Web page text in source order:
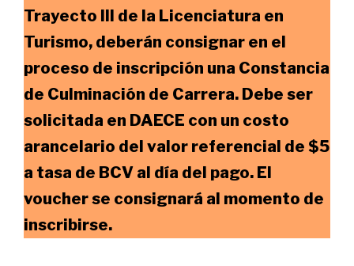
Trayecto III de la Licenciatura en
Turismo, deberán consignar en el
proceso de inscripción una Constancia
de Culminación de Carrera. Debe ser
solicitada en DAECE con un costo
arancelario del valor referencial de $5
a tasa de BCV al día del pago. El
voucher se consignará al momento de
inscribirse.